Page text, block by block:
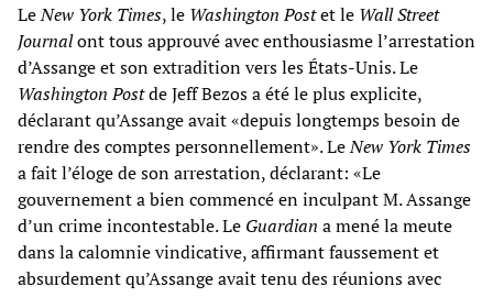
LeNew York Times, le Washington Postet le Wall Street
Journalont tous approuvé avec enthousiasme l’arrestation
d’Assange et son extradition vers les États-Unis. Le
Washington Postde Jeff Bezos a été le plus explicite,
déclarant qu’Assange avait «depuis longtemps besoin de
rendre des comptes personnellement». LeNew York Times
a fait l’éloge de son arrestation, déclarant: «Le
gouvernement a bien commencé en inculpant M. Assange
d’un crime incontestable. Le Guardian a mené la meute
dans la calomnie vindicative, affirmant faussement et
absurdement qu’Assange avait tenu des réunions avec